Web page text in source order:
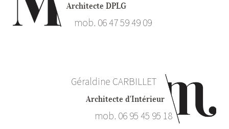
Architecte DPLG
mob. 06 47 59 49 09
Géraldine CARBILLET
Architecte d'Intérieur
mob. 06 95 45 95 18